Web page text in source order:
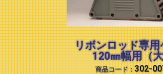
ご利用について
リンク
会社概要
リボンロッド専用
120㎜幅用（
商品コード：302-